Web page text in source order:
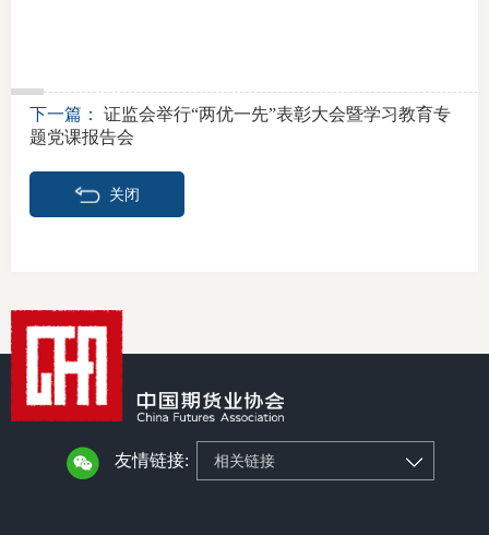
下一篇：
证监会举行“两优一先”表彰大会暨学习教育专
题党课报告会
关闭
友情链接: 相关链接